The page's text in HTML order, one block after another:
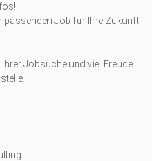
passenden Job für Ihre Zukunft
Jobsuche und viel Freude